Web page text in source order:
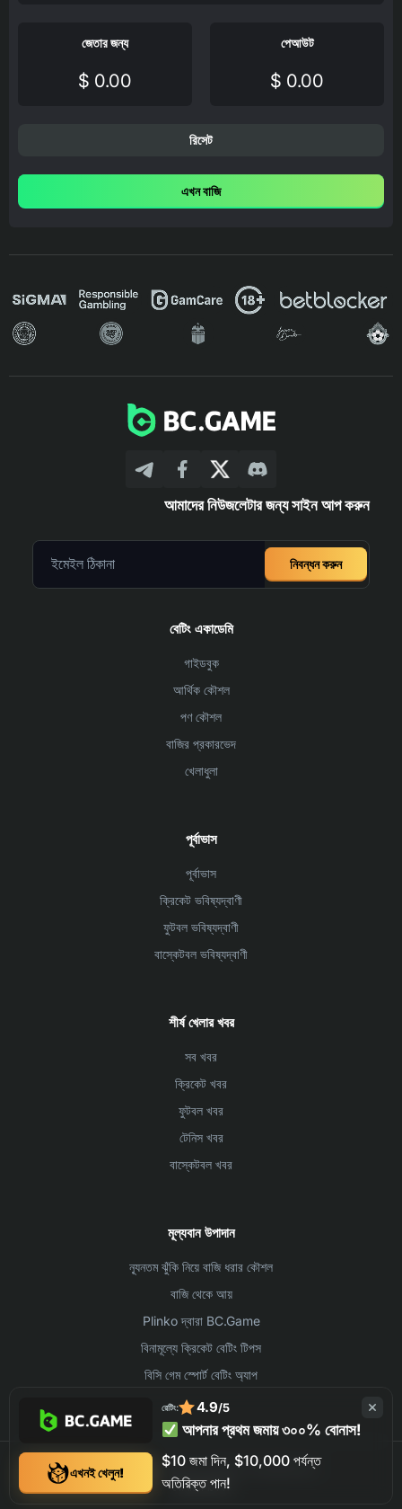
জেতার জন্য
$ 0.00
পেআউট
$ 0.00
রিসেট
এখন বাজি
আমাদের নিউজলেটার জন্য সাইন আপ করুন
নিবন্ধন করুন
বেটিং একাডেমি
গাইডবুক
আর্থিক কৌশল
পণ কৌশল
বাজির প্রকারভেদ
খেলাধুলা
পূর্বাভাস
পূর্বাভাস
ক্রিকেট ভবিষ্যদ্বাণী
ফুটবল ভবিষ্যদ্বাণী
বাস্কেটবল ভবিষ্যদ্বাণী
শীর্ষ খেলার খবর
সব খবর
ক্রিকেট খবর
ফুটবল খবর
টেনিস খবর
বাস্কেটবল খবর
মূল্যবান উপাদান
ন্যূনতম ঝুঁকি নিয়ে বাজি ধরার কৌশল
বাজি থেকে আয়
Plinko দ্বারা BC.Game
বিনামূল্যে ক্রিকেট বেটিং টিপস
বিসি গেম স্পোর্ট বেটিং অ্যাপ
©2026 BC.GAME ALL RIGHTS RESERVED
যোগাযোগ লেখক
এখনই খেলুন!
রেটিং: 4.9/5
আপনার প্রথম জমায় ৩০০% বোনাস!
$10 জমা দিন, $10,000 পর্যন্ত
অতিরিক্ত পান!